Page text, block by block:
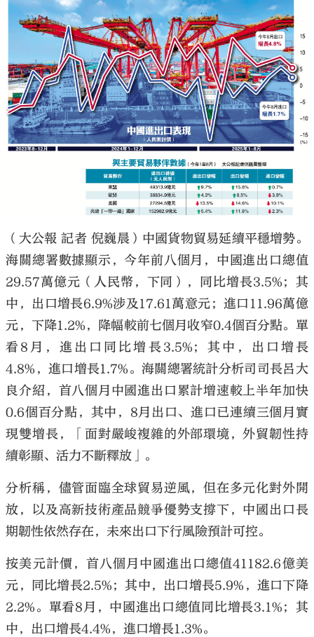
（大公報 記者 倪巍晨）中國貨物貿易延續平穩增勢。
海關總署數據顯示，今年前八個月，中國進出口總值
29.57萬億元（人民幣，下同），同比增長3.5%；其
中，出口增長6.9%涉及17.61萬意元；進口11.96萬億
元，下降1.2%，降幅較前七個月收窄0.4個百分點。單
看8月，進出口同比增長3.5%；其中，出口增長
4.8%，進口增長1.7%。海關總署統計分析司司長呂大
良介紹，首八個月中國進出口累計增速較上半年加快
0.6個百分點，其中，8月出口、進口已連續三個月實
現雙增長，「面對嚴峻複雜的外部環境，外貿韌性持
續彰顯、活力不斷釋放」。
分析稱，儘管面臨全球貿易逆風，但在多元化對外開
放，以及高新技術產品競爭優勢支撐下，中國出口長
期韌性依然存在，未來出口下行風險預計可控。
按美元計價，首八個月中國進出口總值41182.6億美
元，同比增長2.5%；其中，出口增長5.9%，進口下降
2.2%。單看8月，中國進出口總值同比增長3.1%；其
中，出口增長4.4%，進口增長1.3%。